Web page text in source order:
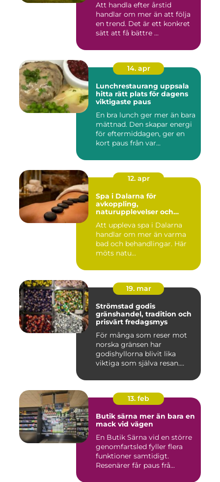
Att handla efter årstid
handlar om mer än att följa
en trend. Det är ett konkret
sätt att få bättre ...
14. apr
Lunchrestaurang uppsala
hitta rätt plats för dagens
viktigaste paus
En bra lunch ger mer än bara
mättnad. Den skapar energi
för eftermiddagen, ger en
kort paus från var...
12. apr
Spa i Dalarna för
avkoppling,
naturupplevelser och
Att uppleva spa i Dalarna
handlar om mer än varma
bad och behandlingar. Här
möts natu...
19. mar
Strömstad godis
gränshandel, tradition och
prisvärt fredagsmys
För många som reser mot
norska gränsen har
godishyllorna blivit lika
viktiga som själva resan.
13. feb
Butik särna mer än bara en
mack vid vägen
En Butik Särna vid en större
genomfartsled fyller flera
funktioner samtidigt.
Resenärer får paus frå...